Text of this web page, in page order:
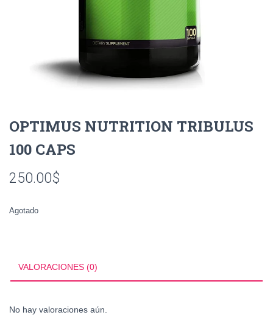
OPTIMUS NUTRITION TRIBULUS
100 CAPS
250.00$
Agotado
VALORACIONES (0)
No hay valoraciones aún.